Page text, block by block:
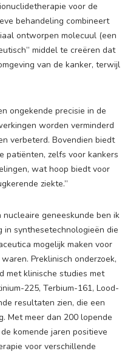
voor de
behandeling combineert
ontworpen molecuul (een
middel te creëren dat
van de kanker, terwijl
ongekende precisie in de
worden verminderd
verbeterd. Bovendien biedt
patiënten, zelfs voor kankers
wat hoop biedt voor
ziekte.”
geneeskunde ben ik
synthesetechnologieën die
mogelijk maken voor
Preklinisch onderzoek,
met klinische studies met
225, Terbium-161, Lood-
resultaten zien, die een
Met meer dan 200 lopende
komende jaren positieve
voor verschillende